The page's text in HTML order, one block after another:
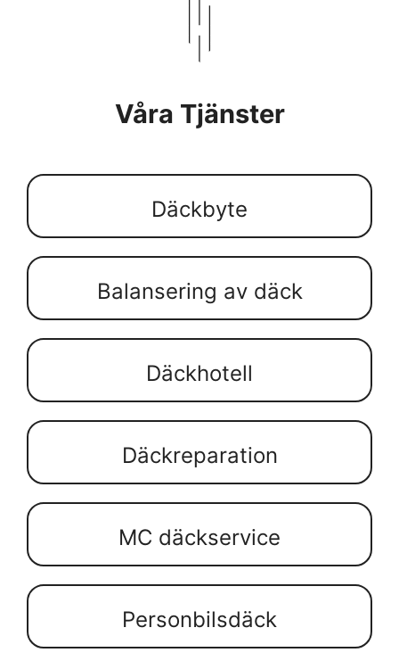
Våra Tjänster
Däckbyte
Balansering av däck
Däckhotell
Däckreparation
MC däckservice
Personbilsdäck